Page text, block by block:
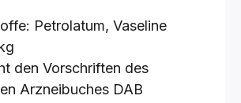
Petrolatum, Vaseline
den Vorschriften des
Arzneibuches DAB